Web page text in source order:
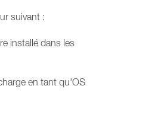
suivant :
installé dans les
en tant qu'OS